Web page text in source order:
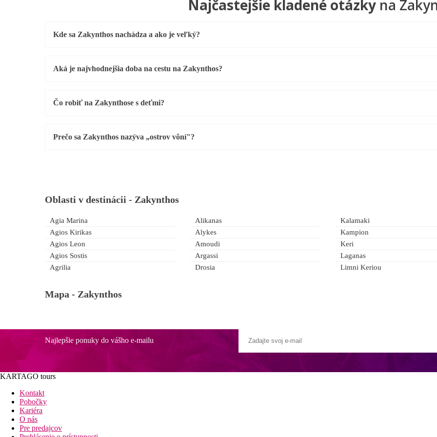
Najčastejšie kladené otázkyna
Kde sa Zakynthos nachádza a ako je veľký?
Aká je najvhodnejšia doba na cestu na Zakynthos?
Čo robiť na Zakynthose s deťmi?
Prečo sa Zakynthos nazýva „ostrov vôní"?
Oblasti v destinácii - Zakynthos
Agia Marina
Agios Kirikas
Agios Leon
Agios Sostis
Agrilia
Alikanas
Alykes
Amoudi
Argassi
Drosia
Kalamaki
Kampion
Keri
Laganas
Limni Keriou
Mapa - Zakynthos
Najlepšie ponuky do vášho e-mailu
KARTAGO tours
Kontakt
Pobočky
Kariéra
O nás
Pre predajcov